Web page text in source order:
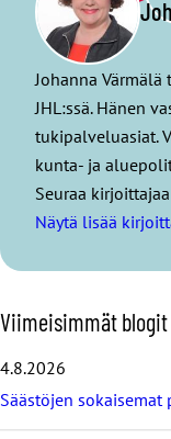
Johanna
JHL:ssä. Hänen
tukipalveluasiat.
kunta- ja
Seuraa
Näytä lisää
O
h
a
v
Viimeisimmät blogit
4.8.2026
Säästöjen